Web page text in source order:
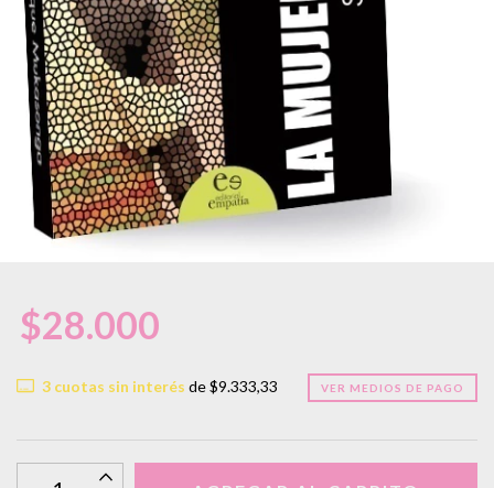
$28.000
3cuotas sin interés de$9.333,33 VER MEDIOS DE PAGO